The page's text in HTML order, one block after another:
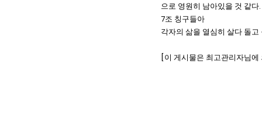
으로 영원히 남아있을 것 같다.
7조 칭구들아
각자의 삶을 열심히 살다 돌
[이 게시물은 최고관리자님